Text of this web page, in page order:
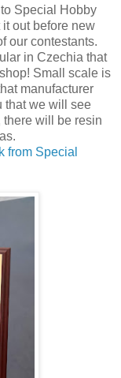
Special Hobby
out before new
our contestants.
in Czechia that
Small scale is
manufacturer
that we will see
there will be resin
from Special